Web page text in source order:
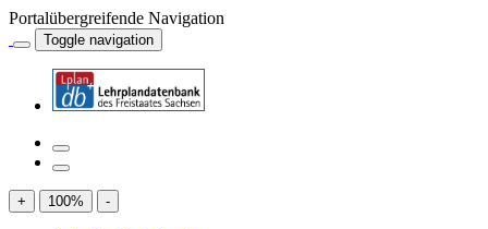
Portalübergreifende Navigation
Toggle navigation
+ 100% -